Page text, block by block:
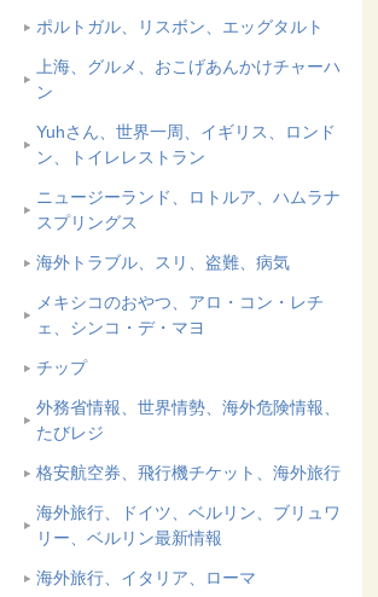
ポルトガル、リスボン、エッグタルト
上海、グルメ、おこげあんかけチャーハ
ン
Yuhさん、世界一周、イギリス、ロンド
ン、トイレレストラン
ニュージーランド、ロトルア、ハムラナ
スプリングス
海外トラブル、スリ、盗難、病気
メキシコのおやつ、アロ・コン・レチ
ェ、シンコ・デ・マヨ
チップ
外務省情報、世界情勢、海外危険情報、
たびレジ
格安航空券、飛行機チケット、海外旅行
海外旅行、ドイツ、ベルリン、ブリュワ
リー、ベルリン最新情報
海外旅行、イタリア、ローマ